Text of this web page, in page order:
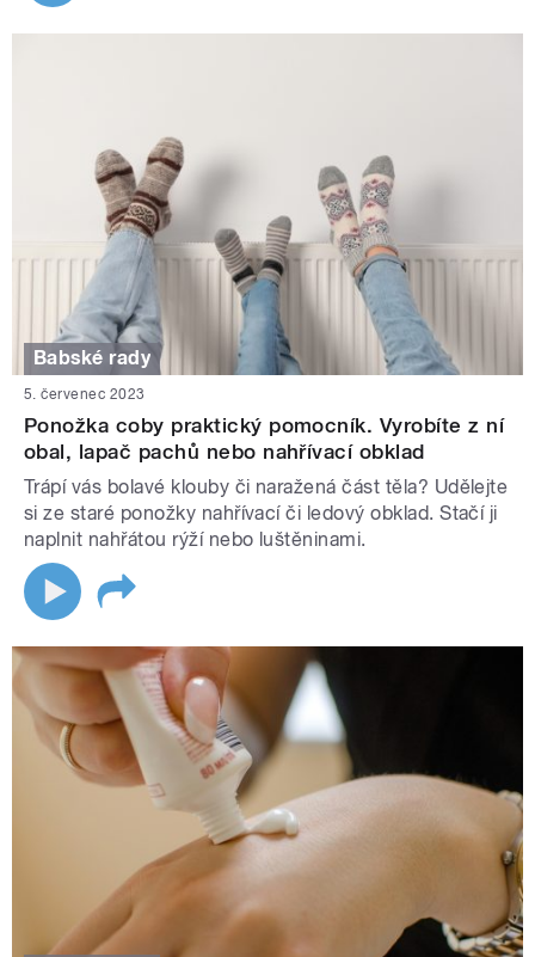
Babské rady
5. červenec 2023
Ponožka coby praktický pomocník. Vyrobíte z ní
obal, lapač pachů nebo nahřívací obklad
Trápí vás bolavé klouby či naražená část těla? Udělejte
si ze staré ponožky nahřívací či ledový obklad. Stačí ji
naplnit nahřátou rýží nebo luštěninami.